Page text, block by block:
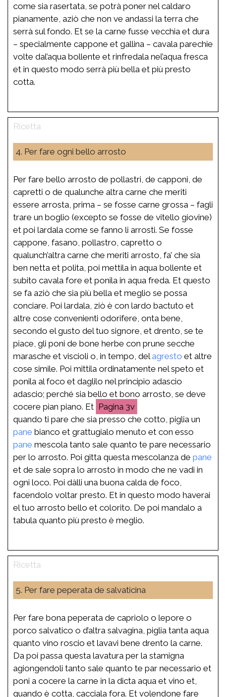
come sia rasertata, se potrà poner nel caldaro
pianamente, aziò che non ve andassi la terra che
serrà sul fondo. Et se la carne fusse vecchia et dura
– specialmente cappone et gallina – cavala parechie
volte dal’aqua bollente et rinfredala nel’aqua fresca
et in questo modo serrà più bella et più presto
cotta.
4. Per fare ogni bello arrosto
Per fare bello arrosto de pollastri, de capponi, de
capretti o de qualunche altra carne che meriti
essere arrosta, prima – se fosse carne grossa – fagli
trare un boglio (excepto se fosse de vitello giovine)
et poi lardala come se fanno li arrosti. Se fosse
cappone, fasano, pollastro, capretto o
qualunch’altra carne che meriti arrosto, fa’ che sia
ben netta et polita, poi mettila in aqua bollente et
subito cavala fore et ponila in aqua freda. Et questo
se fa aziò che sia più bella et meglio se possa
conciare. Poi lardala, ziò è con lardo bactuto et
altre cose convenienti odorifere, onta bene,
secondo el gusto del tuo signore, et drento, se te
piace, gli poni de bone herbe con prune secche
marasche et viscioli o, in tempo, delagresto et altre
cose simile. Poi mittila ordinatamente nel speto et
ponila al foco et daglilo nel principio adascio
adascio; perché sia bello et bono arrosto, se deve
cocere pian piano. Et
3v
quando ti pare che sia presso che cotto, piglia un
pane bianco et grattugialo menuto et con esso
pane mescola tanto sale quanto te pare necessario
per lo arrosto. Poi gitta questa mescolanza de pane
et de sale sopra lo arrosto in modo che ne vadi in
ogni loco. Poi dàlli una buona calda de foco,
facendolo voltar presto. Et in questo modo haverai
el tuo arrosto bello et colorito. De poi mandalo a
tabula quanto più presto è meglio.
5. Per fare peperata de salvaticina
Per fare bona peperata de capriolo o lepore o
porco salvatico o d’altra salvagina, piglia tanta aqua
quanto vino roscio et lavavi bene drento la carne.
Da poi passa questa lavatura per la stamigna
agiongendoli tanto sale quanto te par necessario et
poni a cocere la carne in la dicta aqua et vino et,
quando è cotta, cacciala fora. Et volendone fare